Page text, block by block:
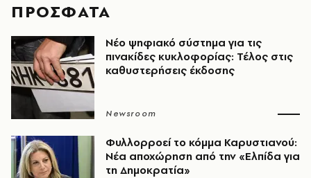
ΠΡΟΣΦΑΤΑ
Νέο ψηφιακό σύστημα για τις
πινακίδες κυκλοφορίας: Τέλος στις
καθυστερήσεις έκδοσης
Newsroom
Φυλλορροεί το κόμμα Καρυστιανού:
Νέα αποχώρηση από την «Ελπίδα για
τη Δημοκρατία»